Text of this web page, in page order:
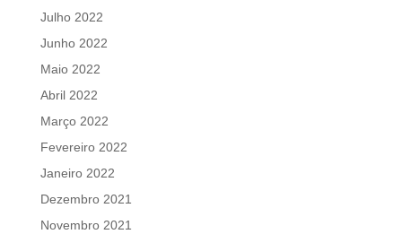
Julho 2022
Junho 2022
Maio 2022
Abril 2022
Março 2022
Fevereiro 2022
Janeiro 2022
Dezembro 2021
Novembro 2021